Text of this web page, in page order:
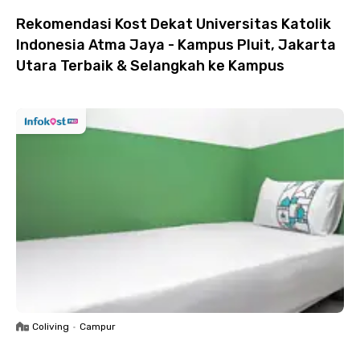
Rekomendasi Kost Dekat Universitas Katolik
Indonesia Atma Jaya - Kampus Pluit, Jakarta
Utara Terbaik & Selangkah ke Kampus
Coliving • Campur